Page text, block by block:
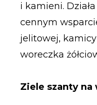
i kamieni.
cennym
jelitowej,
woreczka
Ziele szanty na